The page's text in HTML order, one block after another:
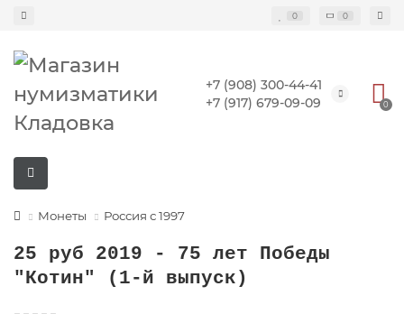
0 0
+7 (908) 300-44-41
+7 (917) 679-09-09
0
Монеты Россия с 1997
25 руб 2019 - 75 лет Победы
"Котин" (1-й выпуск)